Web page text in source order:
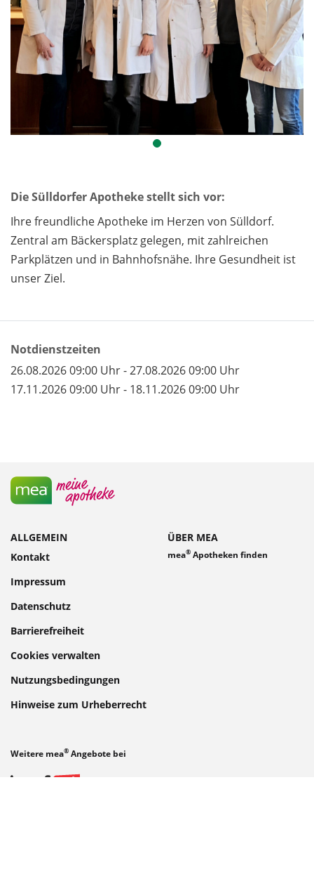
Die Sülldorfer Apotheke stellt sich vor:
Ihre freundliche Apotheke im Herzen von Sülldorf.
Zentral am Bäckersplatz gelegen, mit zahlreichen
Parkplätzen und in Bahnhofsnähe. Ihre Gesundheit ist
unser Ziel.
Notdienstzeiten
26.08.2026 09:00 Uhr - 27.08.2026 09:00 Uhr
17.11.2026 09:00 Uhr - 18.11.2026 09:00 Uhr
ALLGEMEIN
Kontakt
Impressum
Datenschutz
Barrierefreiheit
Cookies verwalten
Nutzungsbedingungen
Hinweise zum Urheberrecht
ÜBER MEA
mea® Apotheken finden
Weitere mea® Angebote bei